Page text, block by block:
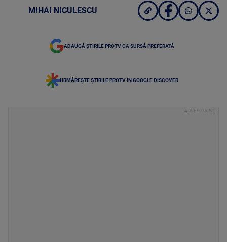
MIHAI NICULESCU
ADAUGĂ ȘTIRILE PROTV CA SURSĂ PREFERATĂ
URMĂREȘTE ȘTIRILE PROTV ÎN GOOGLE DISCOVER